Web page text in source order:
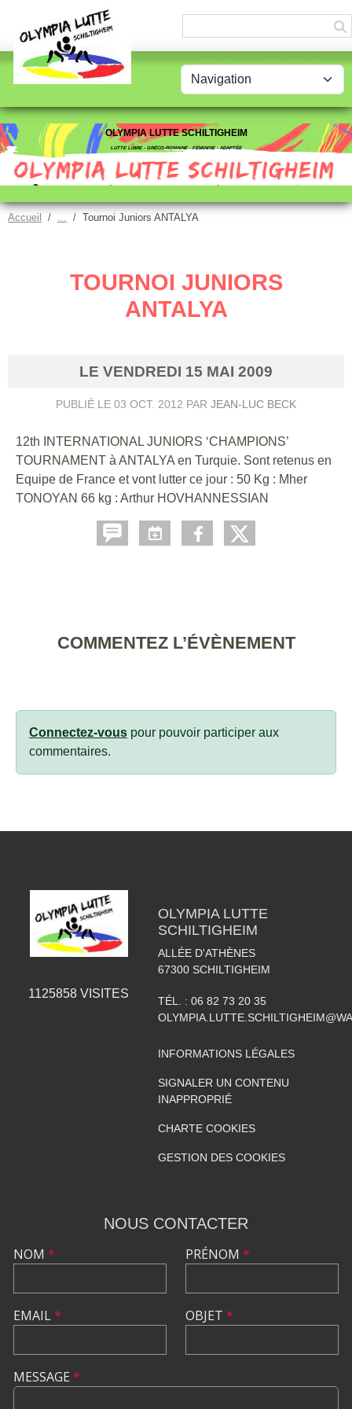
OLYMPIA LUTTE SCHILTIGHEIM
LUTTE LIBRE - GRÉCO-ROMAINE - FÉMININE - ADAPTÉE
Accueil Tournoi Juniors ANTALYA
TOURNOI JUNIORS
ANTALYA
LE VENDREDI 15 MAI 2009
PUBLIÉ LE 03 OCT. 2012 PAR JEAN-LUC BECK
12th INTERNATIONAL JUNIORS ‘CHAMPIONS’
TOURNAMENT à ANTALYA en Turquie. Sont retenus en
Equipe de France et vont lutter ce jour : 50 Kg : Mher
TONOYAN 66 kg : Arthur HOVHANNESSIAN
COMMENTEZ L’ÉVÈNEMENT
Connectez-vous pour pouvoir participer aux
commentaires.
1125858 VISITES
OLYMPIA LUTTE
SCHILTIGHEIM
ALLÉE D'ATHÈNES
67300 SCHILTIGHEIM
TÉL. : 06 82 73 20 35
INFORMATIONS LÉGALES
SIGNALER UN CONTENU
INAPPROPRIÉ
CHARTE COOKIES
GESTION DES COOKIES
NOUS CONTACTER
NOM *
EMAIL*
PRÉNOM *
OBJET *
MESSAGE *
Panneau de gestion des cookies